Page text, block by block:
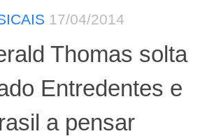
17/04/2014
Thomas solta
Entredentes e
a pensar